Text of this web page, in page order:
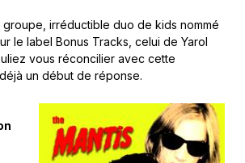
groupe, irréductible duo de kids nommé
le label Bonus Tracks, celui de Yarol
vous réconcilier avec cette
un début de réponse.